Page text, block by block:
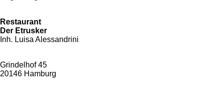
Restaurant
Der Etrusker
Inh. Luisa Alessandrini
Grindelhof 45
20146 Hamburg